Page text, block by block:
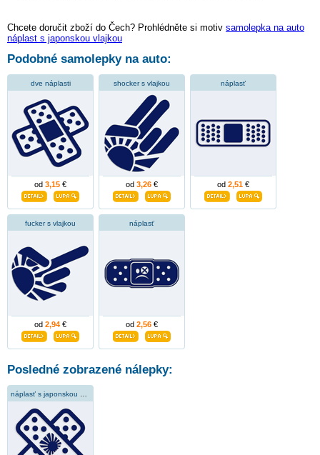
Chcete doručit zboží do Čech? Prohlédněte si motiv samolepka na auto
náplast s japonskou vlajkou
Podobné samolepky na auto:
dve náplasti
od 3,15 €
shocker s vlajkou
od 3,26 €
náplasť
od 2,51 €
fucker s vlajkou
od 2,94 €
náplasť
od 2,56 €
Posledné zobrazené nálepky:
náplasť s japonskou vlajkou